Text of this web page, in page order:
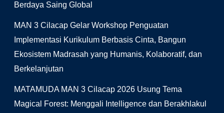
Berdaya Saing Global
MAN 3 Cilacap Gelar Workshop Penguatan
Implementasi Kurikulum Berbasis Cinta, Bangun
Ekosistem Madrasah yang Humanis, Kolaboratif, dan
Berkelanjutan
MATAMUDA MAN 3 Cilacap 2026 Usung Tema
Magical Forest: Menggali Intelligence dan Berakhlakul